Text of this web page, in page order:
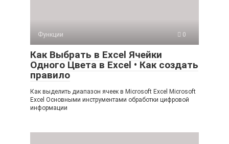
Функции 0
Как Выбрать в Excel Ячейки
Одного Цвета в Excel • Как создать
правило
Как выделить диапазон ячеек в Microsoft Excel Microsoft
Excel Основными инструментами обработки цифровой
информации